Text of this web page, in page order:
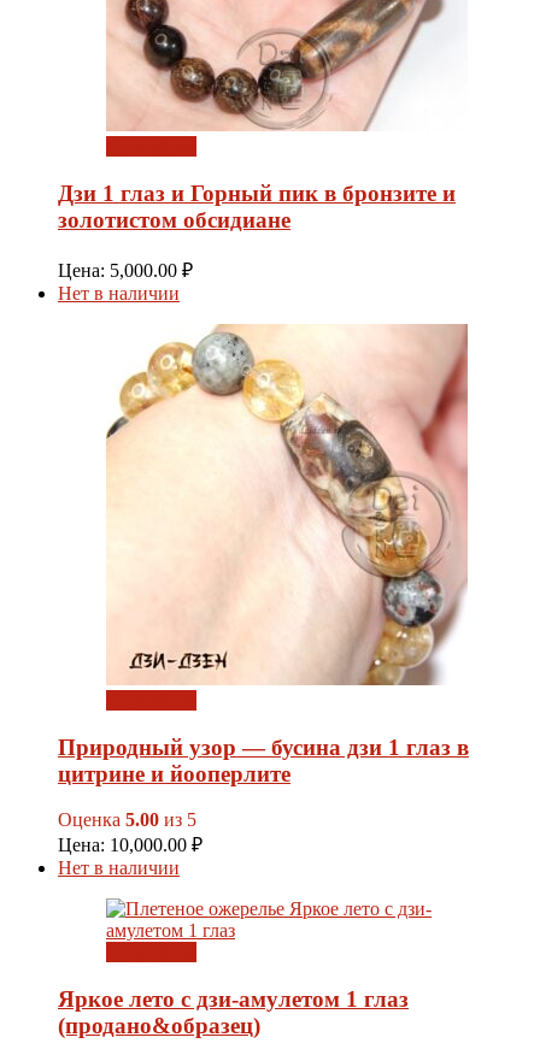
Дзи 1 глаз и Горный пик в бронзите и
золотистом обсидиане
Цена: 5,000.00 ₽
Нет в наличии
Природный узор — бусина дзи 1 глаз в
цитрине и йооперлите
Оценка 5.00 из 5
Цена: 10,000.00 ₽
Нет в наличии
Яркое лето с дзи-амулетом 1 глаз
(продано&образец)